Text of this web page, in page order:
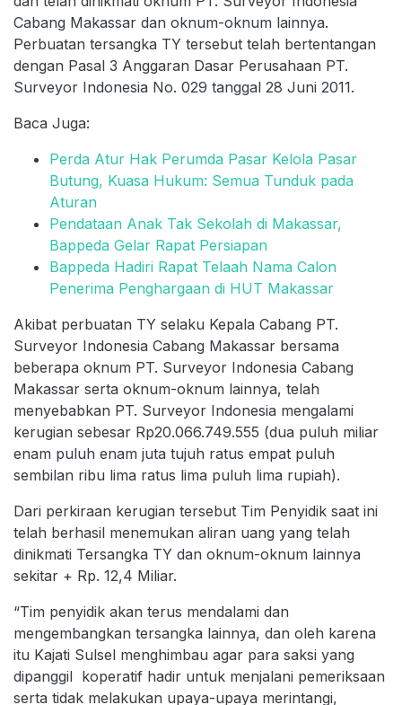
Cabang Makassar dan oknum-oknum lainnya.
Perbuatan tersangka TY tersebut telah bertentangan
dengan Pasal 3 Anggaran Dasar Perusahaan PT.
Surveyor Indonesia No. 029 tanggal 28 Juni 2011.
Baca Juga:
Perda Atur Hak Perumda Pasar Kelola Pasar
Butung, Kuasa Hukum: Semua Tunduk pada
Aturan
Pendataan Anak Tak Sekolah di Makassar,
Bappeda Gelar Rapat Persiapan
Bappeda Hadiri Rapat Telaah Nama Calon
Penerima Penghargaan di HUT Makassar
Akibat perbuatan TY selaku Kepala Cabang PT.
Surveyor Indonesia Cabang Makassar bersama
beberapa oknum PT. Surveyor Indonesia Cabang
Makassar serta oknum-oknum lainnya, telah
menyebabkan PT. Surveyor Indonesia mengalami
kerugian sebesar Rp20.066.749.555 (dua puluh miliar
enam puluh enam juta tujuh ratus empat puluh
sembilan ribu lima ratus lima puluh lima rupiah).
Dari perkiraan kerugian tersebut Tim Penyidik saat ini
telah berhasil menemukan aliran uang yang telah
dinikmati Tersangka TY dan oknum-oknum lainnya
sekitar + Rp. 12,4 Miliar.
“Tim penyidik akan terus mendalami dan
mengembangkan tersangka lainnya, dan oleh karena
itu Kajati Sulsel menghimbau agar para saksi yang
dipanggil koperatif hadir untuk menjalani pemeriksaan
serta tidak melakukan upaya-upaya merintangi,